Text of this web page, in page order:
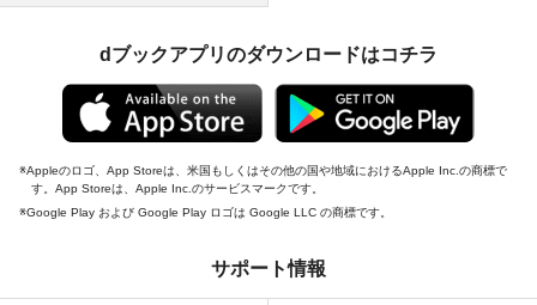
dブックアプリのダウンロードはコチラ
Appleのロゴ、App Storeは、米国もしくはその他の国や地域におけるApple Inc.の商標で
す。App Storeは、Apple Inc.のサービスマークです。
Google Play および Google Play ロゴは Google LLC の商標です。
サポート情報